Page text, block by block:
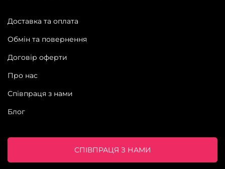
Доставка та оплата
Обмін та повернення
Договір оферти
Про нас
Співпраця з нами
Блог
СПІВПРАЦЯ З НАМИ